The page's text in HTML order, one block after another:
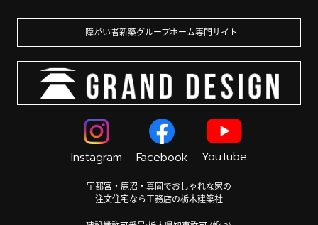
障がい者新築グループホーム専門サイト
Instagram Facebook YouTube
宇都宮・鹿沼・真岡でおしゃれな家の
注文住宅なら工務店の栃木建築社